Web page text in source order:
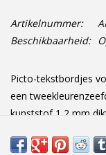
Artikelnummer:
Beschikbaarheid:
Picto-tekstbordjes
een
kunststof 1,2 mm